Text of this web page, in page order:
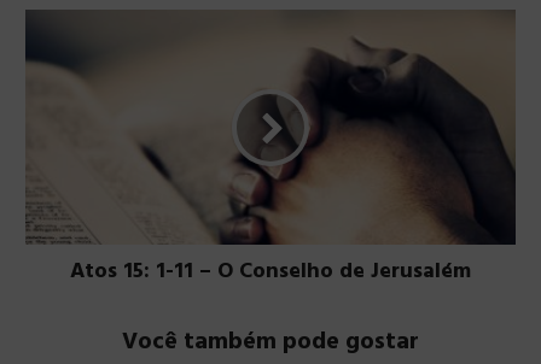
Atos 15: 1-11 – O Conselho de Jerusalém
Você também pode gostar